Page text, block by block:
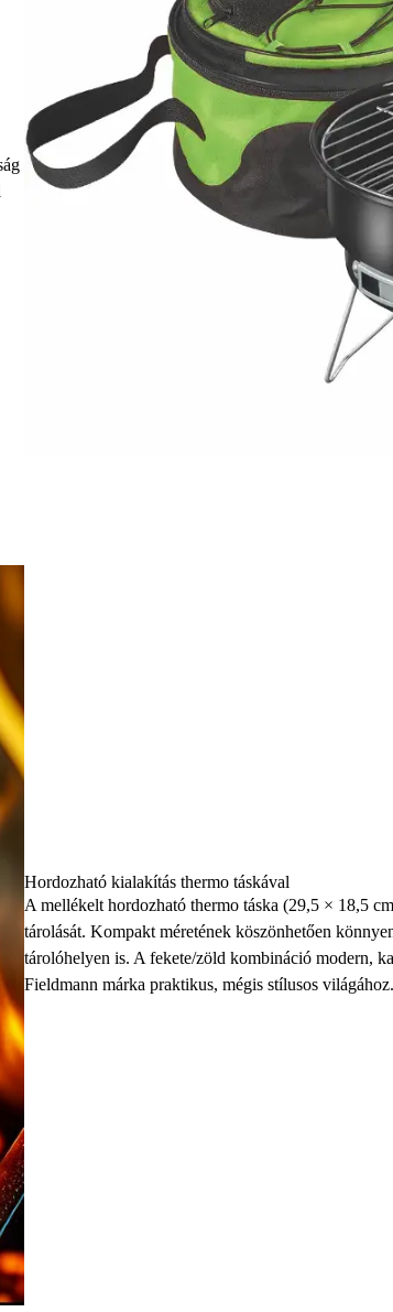
Hordozható kialakítás thermo táskával
A mellékelt hordozható thermo táska (29,5 × 18,5
tárolását. Kompakt méretének köszönhetően
tárolóhelyen is. A fekete/zöld kombináció modern,
Fieldmann márka praktikus, mégis stílusos világához.